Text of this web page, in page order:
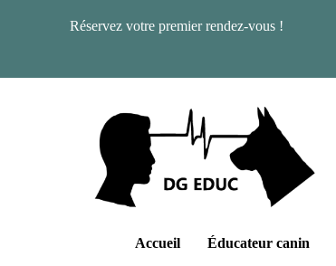
Réservez votre premier rendez-vous !
Accueil Éducateur canin